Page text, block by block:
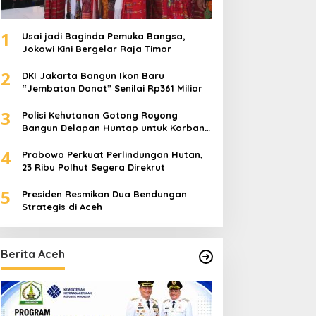
1
Usai jadi Baginda Pemuka Bangsa,
Jokowi Kini Bergelar Raja Timor
2
DKI Jakarta Bangun Ikon Baru
“Jembatan Donat” Senilai Rp361 Miliar
3
Polisi Kehutanan Gotong Royong
Bangun Delapan Huntap untuk Korban
4
Prabowo Perkuat Perlindungan Hutan,
23 Ribu Polhut Segera Direkrut
5
Presiden Resmikan Dua Bendungan
Strategis di Aceh
Berita Aceh